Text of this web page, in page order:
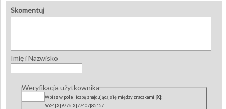
Skomentuj
Imię i Nazwisko
Weryfikacja użytkownika
Wpisz w pole liczbę znajdującą się między znaczkami |X|:
9624|X|9776|X|77407|85157